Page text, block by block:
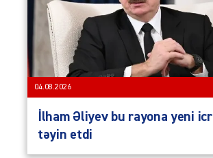
04.08.2026
İlham Əliyev bu rayona yeni
təyin etdi